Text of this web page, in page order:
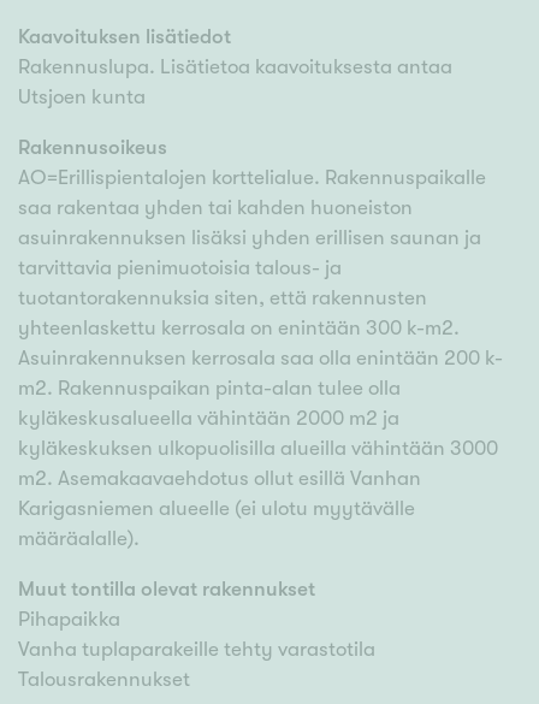
Kaavoituksen lisätiedot
Rakennuslupa. Lisätietoa kaavoituksesta antaa
Utsjoen kunta
Rakennusoikeus
AO=Erillispientalojen korttelialue. Rakennuspaikalle
saa rakentaa yhden tai kahden huoneiston
asuinrakennuksen lisäksi yhden erillisen saunan ja
tarvittavia pienimuotoisia talous- ja
tuotantorakennuksia siten, että rakennusten
yhteenlaskettu kerrosala on enintään 300 k-m2.
Asuinrakennuksen kerrosala saa olla enintään 200 k-
m2. Rakennuspaikan pinta-alan tulee olla
kyläkeskusalueella vähintään 2000 m2 ja
kyläkeskuksen ulkopuolisilla alueilla vähintään 3000
m2. Asemakaavaehdotus ollut esillä Vanhan
Karigasniemen alueelle (ei ulotu myytävälle
määräalalle).
Muut tontilla olevat rakennukset
Pihapaikka
Vanha tuplaparakeille tehty varastotila
Talousrakennukset